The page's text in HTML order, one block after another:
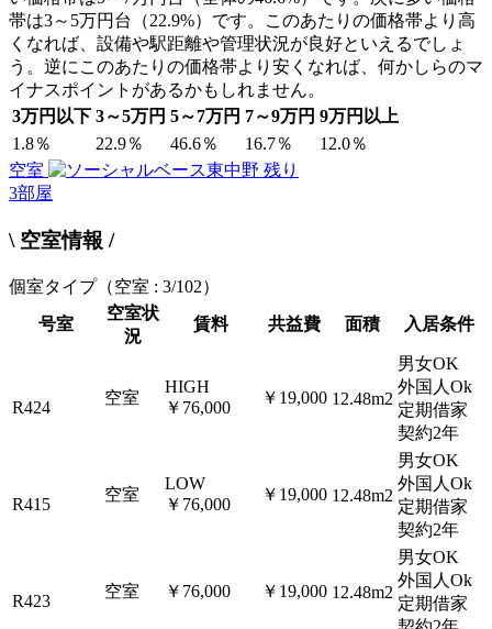
帯は3～5万円台（22.9%）です。このあたりの価格帯より高
くなれば、設備や駅距離や管理状況が良好といえるでしょ
う。逆にこのあたりの価格帯より安くなれば、何かしらのマ
イナスポイントがあるかもしれません。
3万円以下 3～5万円 5～7万円 7～9万円 9万円以上
1.8％
22.9％ 46.6％ 16.7％
12.0％
空室
残り
3部屋
\ 空室情報 /
個室タイプ（空室 : 3/102）
号室
空室状
況
賃料 共益費 面積 入居条件
R424
空室
HIGH
￥76,000
￥19,000 12.48m2
男女OK
外国人Ok
定期借家
契約2年
R415
空室
LOW
￥76,000
￥19,000 12.48m2
男女OK
外国人Ok
定期借家
契約2年
R423
空室 ￥76,000 ￥19,000 12.48m2
男女OK
外国人Ok
定期借家